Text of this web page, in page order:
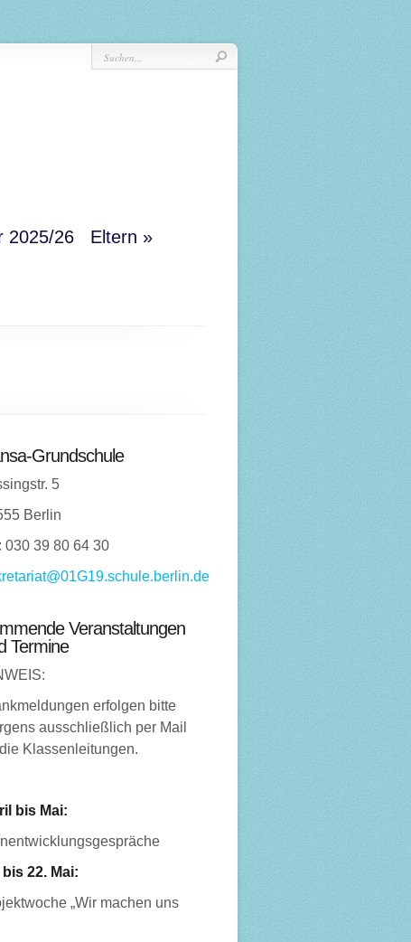
2025/26
Eltern
Grundschule
5
Berlin
030 39 80 64 30
Veranstaltungen
Termine
erfolgen bitte
ausschließlich per Mail
Klassenleitungen.
bis Mai:
bis 22. Mai:
„Wir machen uns